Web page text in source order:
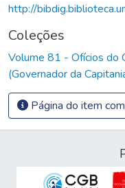
http://
Coleções
Volume 81 - Ofícios do
(Governador da
Página do item